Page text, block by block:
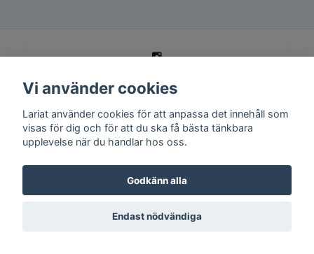
© Copyright 2026 Lariat
Vi använder cookies
Lariat använder cookies för att anpassa det innehåll som
visas för dig och för att du ska få bästa tänkbara
upplevelse när du handlar hos oss.
Godkänn alla
Endast nödvändiga